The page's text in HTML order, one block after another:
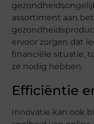
assortiment aan
ervoor zorgen dat
financiële situatie,
ze nodig hebben.
Efficiëntie
Innovatie kan ook